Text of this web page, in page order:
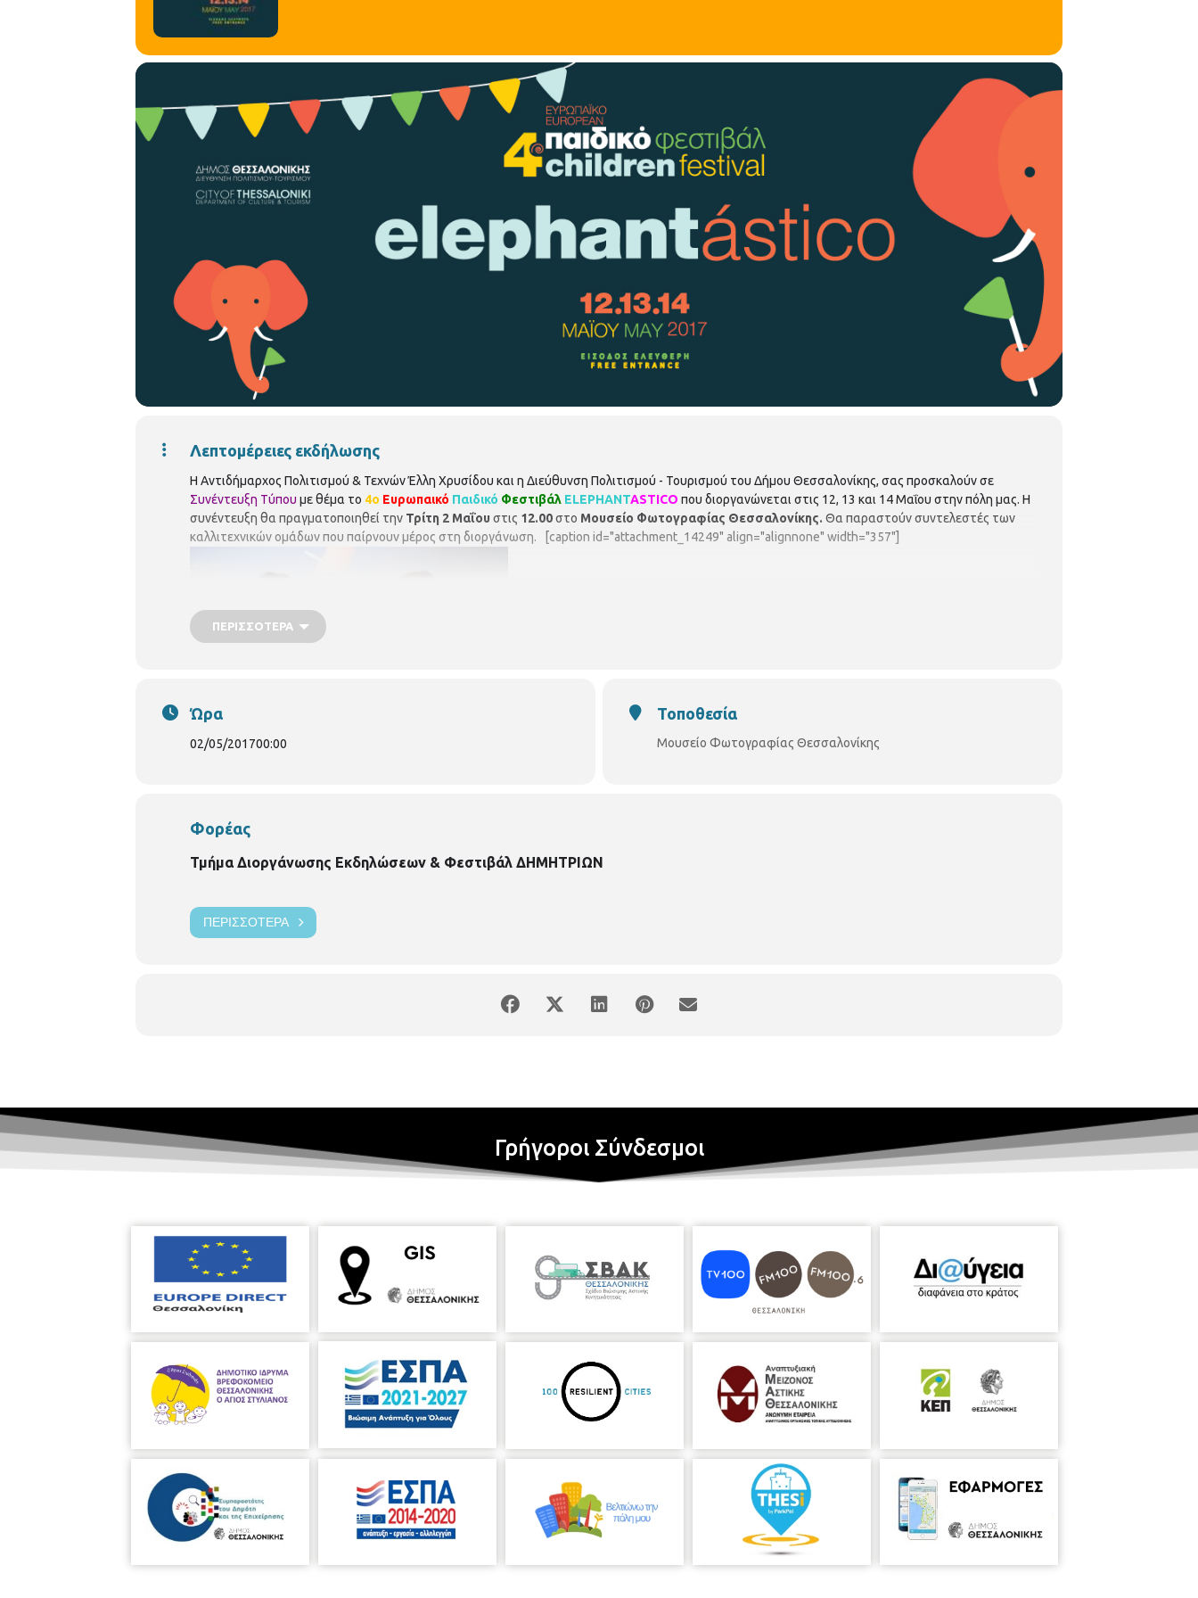
Λεπτομέρειες εκδήλωσης
Η Αντιδήμαρχος Πολιτισμού & Τεχνών Έλλη Χρυσίδου και η Διεύθυνση Πολιτισμού - Τουρισμού του Δήμου Θεσσαλονίκης, σας προσκαλούν σε
Συνέντευξη Τύπου με θέμα το 4ο Ευρωπαικό Παιδικό Φεστιβάλ ELEPHANTASTICO που διοργανώνεται στις 12, 13 και 14 Μαΐου στην πόλη μας. Η
συνέντευξη θα πραγματοποιηθεί την Τρίτη 2 Μαΐου στις 12.00στο Μουσείο Φωτογραφίας Θεσσαλονίκης. Θα παραστούν συντελεστές των
καλλιτεχνικών ομάδων που παίρνουν μέρος στη διοργάνωση. [caption id="attachment_14249" align="alignnone" width="357"]
elephantastico[/caption]
ΠΕΡΙΣΣΌΤΕΡΑ
Ώρα
02/05/201700:00
Τοποθεσία
Μουσείο Φωτογραφίας Θεσσαλονίκης
Φορέας
Τμήμα Διοργάνωσης Εκδηλώσεων & Φεστιβάλ ΔΗΜΗΤΡΙΩΝ
ΠΕΡΙΣΣΌΤΕΡΑ
Γρήγοροι Σύνδεσμοι